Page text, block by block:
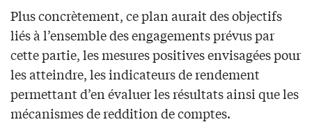
Plus concrètement, ce plan aurait des objectifs
liés à l’ensemble des engagements prévus par
cette partie, les mesures positives envisagées pour
les atteindre, les indicateurs de rendement
permettant d’en évaluer les résultats ainsi que les
mécanismes de reddition de comptes.